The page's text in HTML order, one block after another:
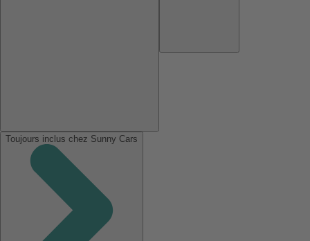
Toujours inclus chez Sunny Cars